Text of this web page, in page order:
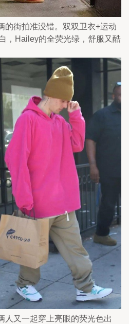
的街拍准没错。双双卫衣+运动
，Hailey的全荧光绿，舒服又酷
人又一起穿上亮眼的荧光色出